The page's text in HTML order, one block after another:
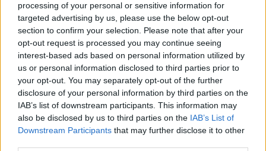
processing of your personal or sensitive information for
targeted advertising by us, please use the below opt-out
section to confirm your selection. Please note that after your
opt-out request is processed you may continue seeing
interest-based ads based on personal information utilized by
us or personal information disclosed to third parties prior to
your opt-out. You may separately opt-out of the further
disclosure of your personal information by third parties on the
IAB’s list of downstream participants. This information may
also be disclosed by us to third parties on the IAB’s List of
Downstream Participants that may further disclose it to other
Εδώ έχουν προτεραιότητα οι έφιπποι